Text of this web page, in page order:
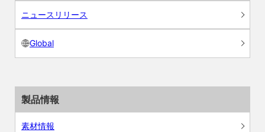
ニュースリリース
Global
製品情報
素材情報